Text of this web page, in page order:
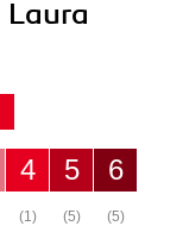
Laura
6
(5)
5
(5)
4
(1)